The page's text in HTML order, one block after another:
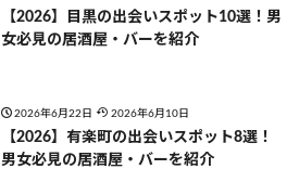
【2026】目黒の出会いスポット10選！男
女必見の居酒屋・バーを紹介
2026年6月22日 2026年6月10日
【2026】有楽町の出会いスポット8選！
男女必見の居酒屋・バーを紹介